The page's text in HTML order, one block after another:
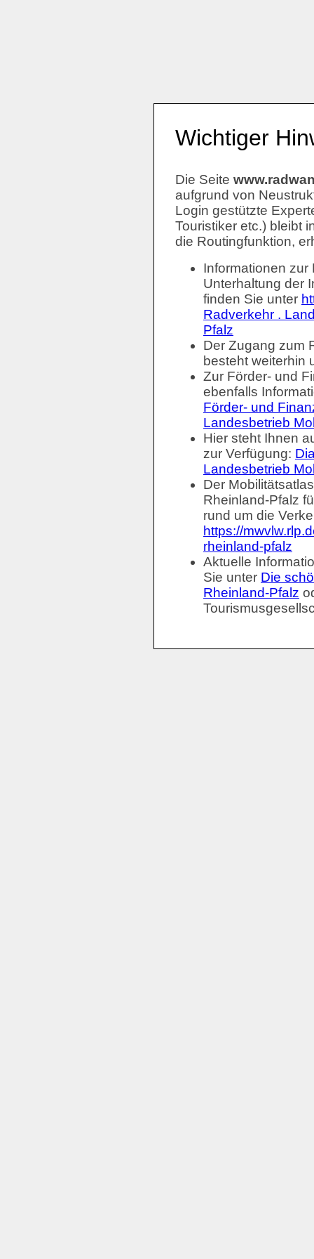
Wichtiger
Die Seite
aufgrund von
Login gestützte
Touristiker etc.) bleibt
die Routingfunktion,
Informationen
Unterhaltung der
finden Sie unter
Radverkehr .
Pfalz
Der Zugang zum
besteht weiterhin
Zur Förder- und
ebenfalls
Förder- und
Landesbetrieb
Hier steht Ihnen
zur Verfügung:
Landesbetrieb
Der
Rheinland-Pfalz
rund um die
https://
rheinland-pfalz
Aktuelle
Sie unter Die
Rheinland-Pfalz